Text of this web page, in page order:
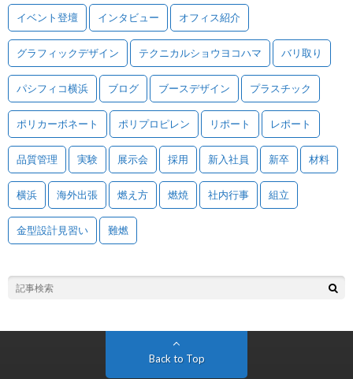
イベント登壇 インタビュー オフィス紹介
グラフィックデザイン テクニカルショウヨコハマ バリ取り
パシフィコ横浜 ブログ ブースデザイン プラスチック
ポリカーボネート ポリプロピレン リポート レポート
品質管理 実験 展示会 採用 新入社員 新卒 材料
横浜 海外出張 燃え方 燃焼 社内行事 組立
金型設計見習い 難燃
Back to Top